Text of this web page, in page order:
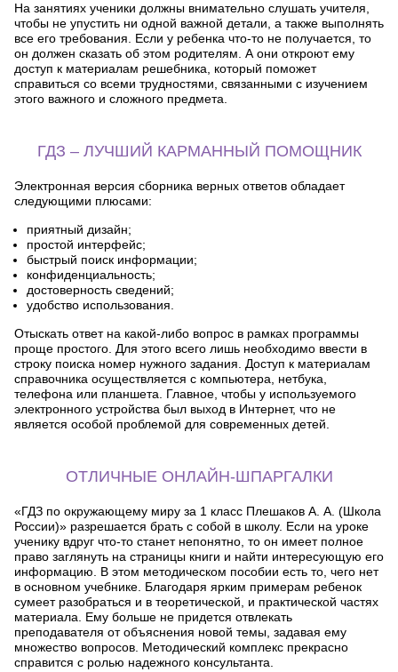
На занятиях ученики должны внимательно слушать учителя,
чтобы не упустить ни одной важной детали, а также выполнять
все его требования. Если у ребенка что-то не получается, то
он должен сказать об этом родителям. А они откроют ему
доступ к материалам решебника, который поможет
справиться со всеми трудностями, связанными с изучением
этого важного и сложного предмета.
ГДЗ – ЛУЧШИЙ КАРМАННЫЙ ПОМОЩНИК
Электронная версия сборника верных ответов обладает
следующими плюсами:
приятный дизайн;
простой интерфейс;
быстрый поиск информации;
конфиденциальность;
достоверность сведений;
удобство использования.
Отыскать ответ на какой-либо вопрос в рамках программы
проще простого. Для этого всего лишь необходимо ввести в
строку поиска номер нужного задания. Доступ к материалам
справочника осуществляется с компьютера, нетбука,
телефона или планшета. Главное, чтобы у используемого
электронного устройства был выход в Интернет, что не
является особой проблемой для современных детей.
ОТЛИЧНЫЕ ОНЛАЙН-ШПАРГАЛКИ
«ГДЗ по окружающему миру за 1 класс Плешаков А. А. (Школа
России)» разрешается брать с собой в школу. Если на уроке
ученику вдруг что-то станет непонятно, то он имеет полное
право заглянуть на страницы книги и найти интересующую его
информацию. В этом методическом пособии есть то, чего нет
в основном учебнике. Благодаря ярким примерам ребенок
сумеет разобраться и в теоретической, и практической частях
материала. Ему больше не придется отвлекать
преподавателя от объяснения новой темы, задавая ему
множество вопросов. Методический комплекс прекрасно
справится с ролью надежного консультанта.